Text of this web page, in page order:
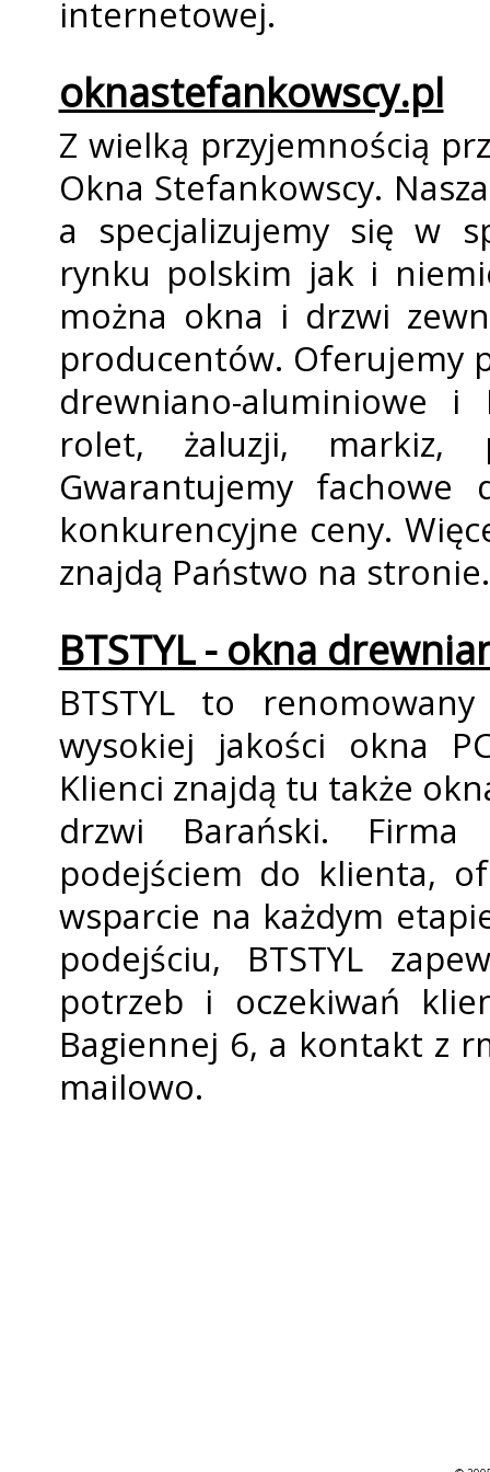
internetowej.
oknastefankowscy.pl
Z wielką przyjemnością
Okna Stefankowscy.
a specjalizujemy się w
rynku polskim jak i
można okna i drzwi
producentów. Oferujemy
drewniano-aluminiowe i
rolet, żaluzji, markiz,
Gwarantujemy fachowe
konkurencyjne ceny.
znajdą Państwo na stronie.
BTSTYL - okna
BTSTYL to
wysokiej jakości okna
Klienci znajdą tu także
drzwi Barański. Firma
podejściem do klienta,
wsparcie na każdym
podejściu, BTSTYL
potrzeb i oczekiwań
Bagiennej 6, a kontakt z
mailowo.